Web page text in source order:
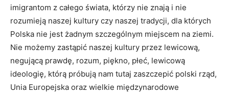
imigrantom z całego świata, którzy nie znają i nie
rozumieją naszej kultury czy naszej tradycji, dla których
Polska nie jest żadnym szczególnym miejscem na ziemi.
Nie możemy zastąpić naszej kultury przez lewicową,
negującą prawdę, rozum, piękno, płeć, lewicową
ideologię, którą próbują nam tutaj zaszczepić polski rząd,
Unia Europejska oraz wielkie międzynarodowe